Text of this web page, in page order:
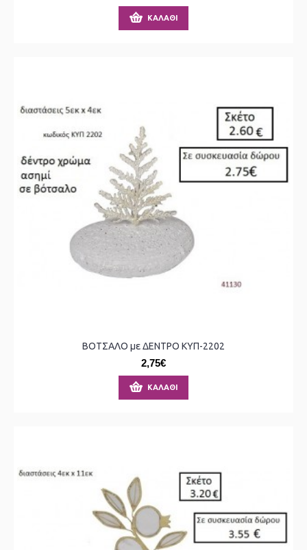
ΚΑΛΆΘΙ
ΒΟΤΣΑΛΟ με ΔΕΝΤΡΟ ΚΥΠ-2202
2,75€
ΚΑΛΆΘΙ